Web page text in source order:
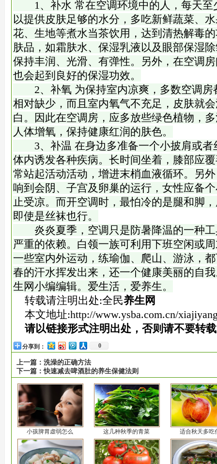
1、补水 常在空调环境中的人，每天至
以提供皮肤足够的水分，多吃新鲜蔬菜、
花、生地等煮水当茶饮用，达到清热解毒
肤品，如霜肤水、保湿乳液以及眼部保湿
保持丰润、光滑、有弹性。另外，在空调
也会起到良好的保湿功效。
2、补氧 为保持室内凉爽，多数空调房
相对缺少，而且室内氧气不充足，皮肤就
白。因此在空调房，应多放些绿色植物，
人体增氧，保持健康红润的肤色。
3、补温 在身边多准备一个小披肩或者
体内诱发各种疾病。长时间坐着，膝部应
常站起活动活动，增进末梢血液循环。另
响到会阴、子宫及卵巢的运行，女性应备
止受凉。而开空调时，最怕冷的是腿和脚
即使是丝袜也行。
炎炎夏季，空调只是防暑降温的一种工
严重的依赖。白领一族可利用下班空闲或
一些室内外运动，练瑜伽、爬山、游泳，
春的汗水挥发出来，还一个健康美丽的自
生网小编编辑。爱生活，爱养生。
转载请注明出处:全民养生网
本文地址:http://www.ysba.com.cn/
请以链接形式注明出处，否则请不要转
分享到： 0
上一篇： 洗澡的正确方法
下一篇：快速减去啤酒肚的养生保健法则
小孩脾胃虚弱怎么 这几种秋季的青菜 适合秋天多吃